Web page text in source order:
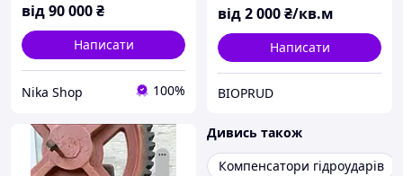
від90 000₴
Написати
Nika Shop 100%
від2 000₴/кв.м
Написати
BIOPRUD
Дивись також
Компенсатори гідроударів